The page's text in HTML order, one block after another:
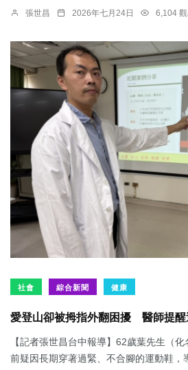
張世昌 2026年七月24日 6,104
社會 綜合新聞 健康
愛登山卻被拇指外翻困擾 醫師提醒
【記者張世昌台中報導】62歲葉先生（
前疑因長期穿著過緊、不合腳的運動鞋，